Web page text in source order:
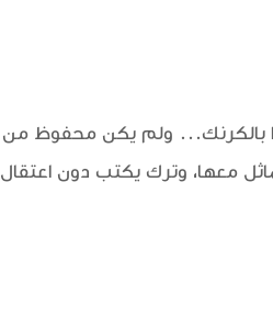
من ميرامار، مرورا بالكرنك... ولم يكن محفوظ من
معها، وترك يكتب دون اعتقال